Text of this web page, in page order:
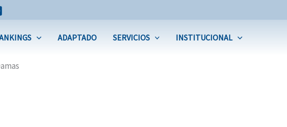
ADAPTADO SERVICIOS INSTITUCIONAL